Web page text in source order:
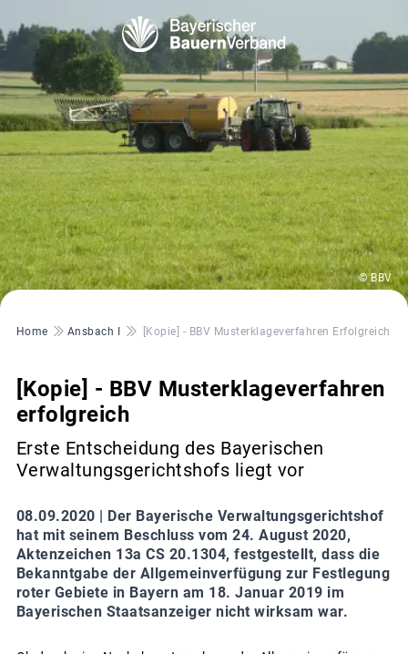
© BBV
Pfadnavigation
Home Ansbach I [Kopie] - BBV Musterklageverfahren Erfolgreich
[Kopie] - BBV Musterklageverfahren
erfolgreich
Erste Entscheidung des Bayerischen
Verwaltungsgerichtshofs liegt vor
08.09.2020 | Der Bayerische Verwaltungsgerichtshof
hat mit seinem Beschluss vom 24. August 2020,
Aktenzeichen 13a CS 20.1304, festgestellt, dass die
Bekanntgabe der Allgemeinverfügung zur Festlegung
roter Gebiete in Bayern am 18. Januar 2019 im
Bayerischen Staatsanzeiger nicht wirksam war.